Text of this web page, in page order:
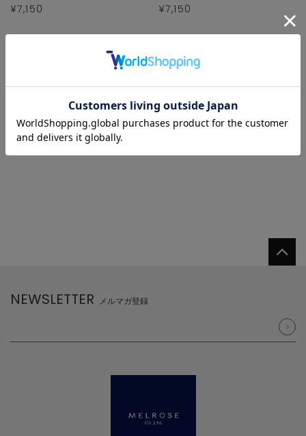
¥7,150 ¥7,150
NEWSLETTER メルマガ登録